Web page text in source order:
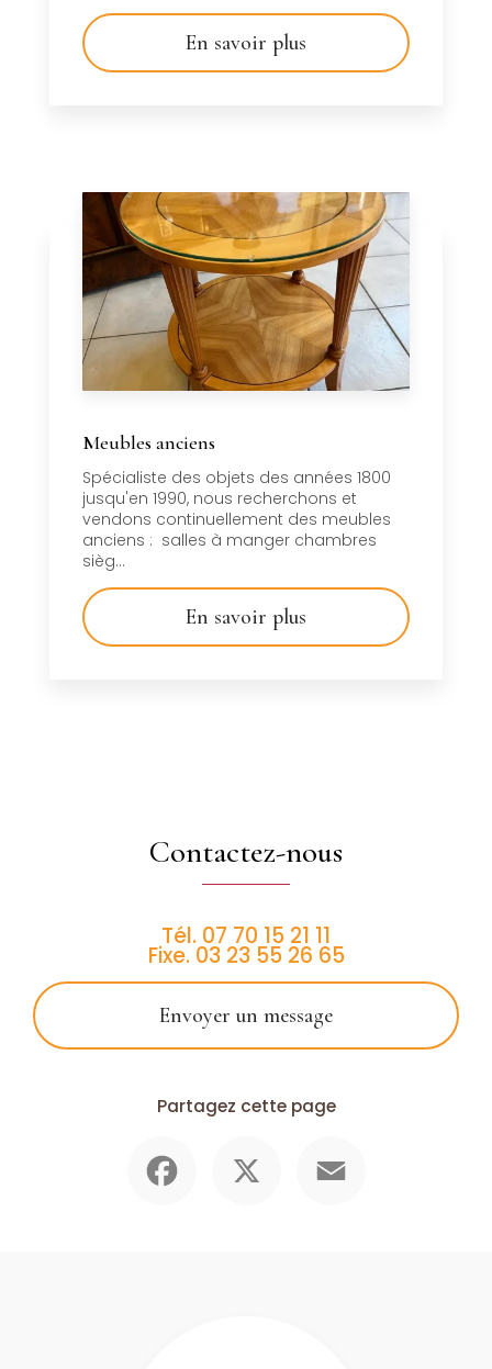
En savoir plus
Meubles anciens
Spécialiste des objets des années 1800
jusqu'en 1990, nous recherchons et
vendons continuellement des meubles
anciens : salles à manger chambres
sièg...
En savoir plus
Contactez-nous
Tél. 07 70 15 21 11
Fixe. 03 23 55 26 65
Envoyer un message
Partagez cette page